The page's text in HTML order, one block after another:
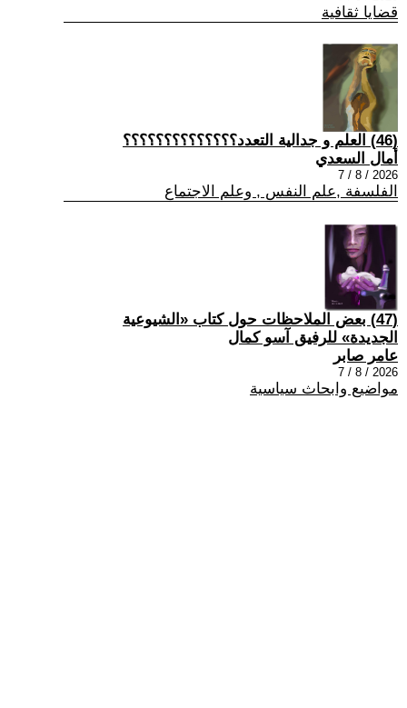
قضايا ثقافية
(46) العلم و جدالية التعدد؟؟؟؟؟؟؟؟؟؟؟؟؟؟
أمال السعدي
2026 / 8 / 7
الفلسفة ,علم النفس , وعلم الاجتماع
(47) بعض الملاحظات حول كتاب «الشيوعية
الجديدة» للرفيق آسو كمال
عامر صابر
2026 / 8 / 7
مواضيع وابحاث سياسية